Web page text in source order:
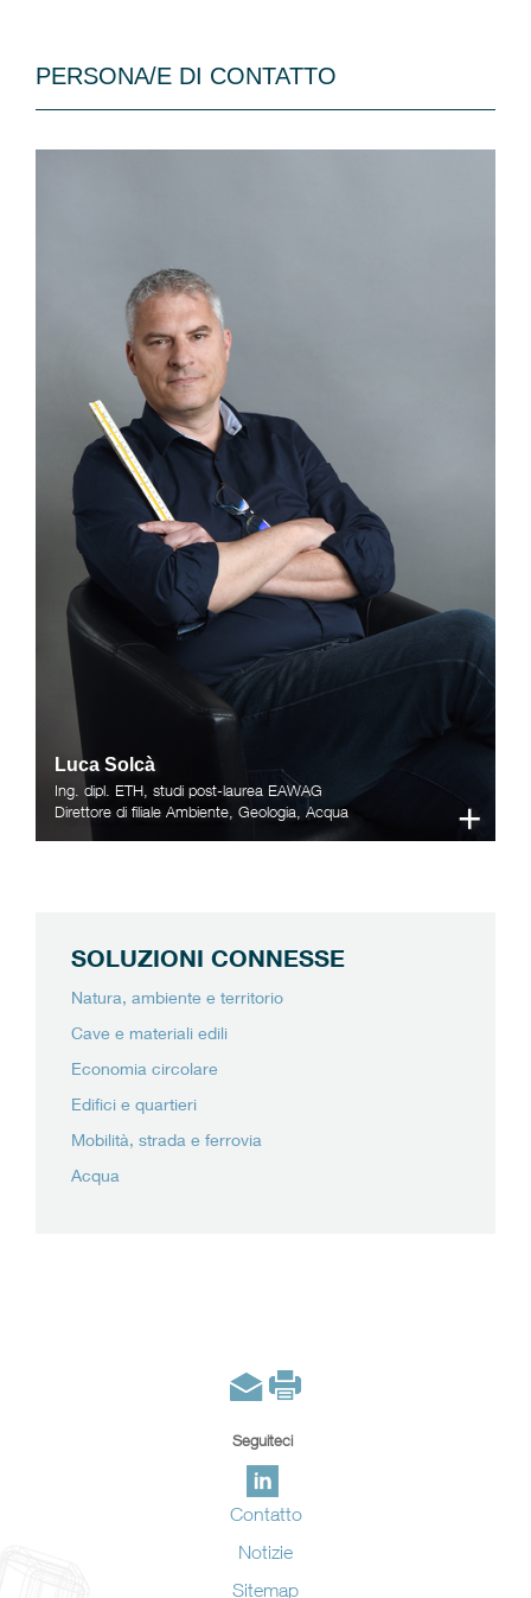
PERSONA/E DI CONTATTO
+
Luca Solcà
Ing. dipl. ETH, studi post-laurea EAWAG
Direttore di filiale Ambiente, Geologia, Acqua
SOLUZIONI CONNESSE
Natura, ambiente e territorio
Cave e materiali edili
Economia circolare
Edifici e quartieri
Mobilità, strada e ferrovia
Acqua
Seguiteci
Contatto
Notizie
Sitemap